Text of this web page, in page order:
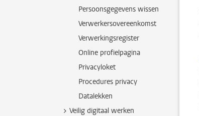
Persoonsgegevens wissen
Verwerkersovereenkomst
Verwerkingsregister
Online profielpagina
Privacyloket
Procedures privacy
Datalekken
Veilig digitaal werken